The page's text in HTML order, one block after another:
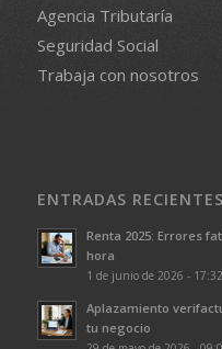
Agencia Tributaría
Seguridad Social
Trabaja con nosotros
ENTRADAS RECIENTES
Renta 2025: Errores
hora
1 de junio de 2026 - 17:32
Aplazamiento
tu negocio